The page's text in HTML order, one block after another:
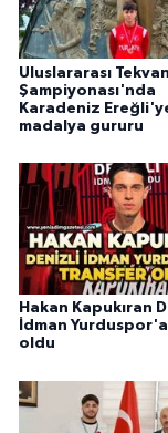
Uluslararası
Şampiyonası'nda
Karadeniz
madalya gururu
Hakan Kapukıran
İdman
oldu